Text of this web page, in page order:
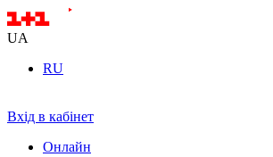
UA
RU
Вхід в кабінет
Онлайн